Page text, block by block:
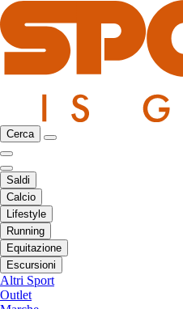
Cerca
Saldi
Calcio
Lifestyle
Running
Equitazione
Escursioni
Altri Sport
Outlet